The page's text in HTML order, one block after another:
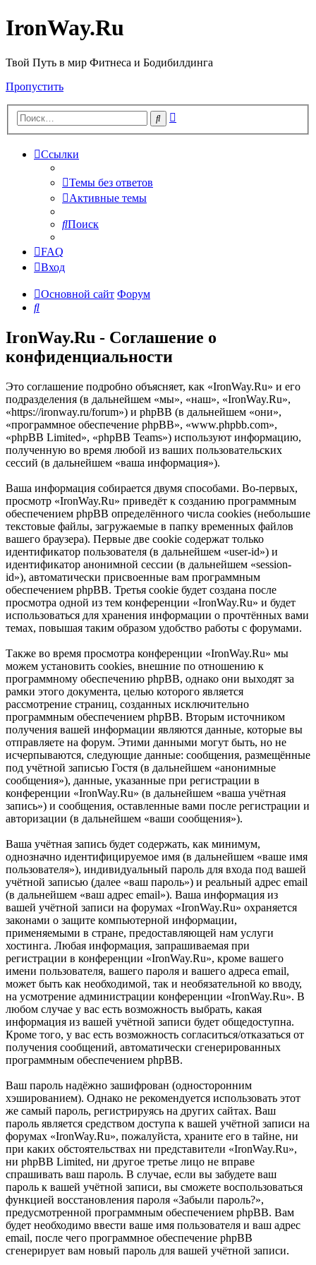
IronWay.Ru
Твой Путь в мир Фитнеса и Бодибилдинга
Пропустить
Поиск
Ссылки
Темы без ответов
Активные темы
Поиск
FAQ
Вход
Основной сайт Форум
Поиск
IronWay.Ru - Соглашение о
конфиденциальности
Это соглашение подробно объясняет, как «IronWay.Ru» и его
подразделения (в дальнейшем «мы», «наш», «IronWay.Ru»,
«https://ironway.ru/forum») и phpBB (в дальнейшем «они»,
«программное обеспечение phpBB», «www.phpbb.com»,
«phpBB Limited», «phpBB Teams») используют информацию,
полученную во время любой из ваших пользовательских
сессий (в дальнейшем «ваша информация»).
Ваша информация собирается двумя способами. Во-первых,
просмотр «IronWay.Ru» приведёт к созданию программным
обеспечением phpBB определённого числа cookies (небольшие
текстовые файлы, загружаемые в папку временных файлов
вашего браузера). Первые две cookie содержат только
идентификатор пользователя (в дальнейшем «user-id») и
идентификатор анонимной сессии (в дальнейшем «session-
id»), автоматически присвоенные вам программным
обеспечением phpBB. Третья cookie будет создана после
просмотра одной из тем конференции «IronWay.Ru» и будет
использоваться для хранения информации о прочтённых вами
темах, повышая таким образом удобство работы с форумами.
Также во время просмотра конференции «IronWay.Ru» мы
можем установить cookies, внешние по отношению к
программному обеспечению phpBB, однако они выходят за
рамки этого документа, целью которого является
рассмотрение страниц, созданных исключительно
программным обеспечением phpBB. Вторым источником
получения вашей информации являются данные, которые вы
отправляете на форум. Этими данными могут быть, но не
исчерпываются, следующие данные: сообщения, размещённые
под учётной записью Гостя (в дальнейшем «анонимные
сообщения»), данные, указанные при регистрации в
конференции «IronWay.Ru» (в дальнейшем «ваша учётная
запись») и сообщения, оставленные вами после регистрации и
авторизации (в дальнейшем «ваши сообщения»).
Ваша учётная запись будет содержать, как минимум,
однозначно идентифицируемое имя (в дальнейшем «ваше имя
пользователя»), индивидуальный пароль для входа под вашей
учётной записью (далее «ваш пароль») и реальный адрес email
(в дальнейшем «ваш адрес email»). Ваша информация из
вашей учётной записи на форумах «IronWay.Ru» охраняется
законами о защите компьютерной информации,
применяемыми в стране, предоставляющей нам услуги
хостинга. Любая информация, запрашиваемая при
регистрации в конференции «IronWay.Ru», кроме вашего
имени пользователя, вашего пароля и вашего адреса email,
может быть как необходимой, так и необязательной ко вводу,
на усмотрение администрации конференции «IronWay.Ru». В
любом случае у вас есть возможность выбрать, какая
информация из вашей учётной записи будет общедоступна.
Кроме того, у вас есть возможность согласиться/отказаться от
получения сообщений, автоматически сгенерированных
программным обеспечением phpBB.
Ваш пароль надёжно зашифрован (односторонним
хэшированием). Однако не рекомендуется использовать этот
же самый пароль, регистрируясь на других сайтах. Ваш
пароль является средством доступа к вашей учётной записи на
форумах «IronWay.Ru», пожалуйста, храните его в тайне, ни
при каких обстоятельствах ни представители «IronWay.Ru»,
ни phpBB Limited, ни другое третье лицо не вправе
спрашивать ваш пароль. В случае, если вы забудете ваш
пароль к вашей учётной записи, вы сможете воспользоваться
функцией восстановления пароля «Забыли пароль?»,
предусмотренной программным обеспечением phpBB. Вам
будет необходимо ввести ваше имя пользователя и ваш адрес
email, после чего программное обеспечение phpBB
сгенерирует вам новый пароль для вашей учётной записи.